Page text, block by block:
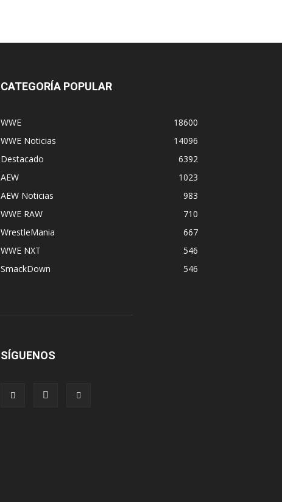
CATEGORÍA POPULAR
WWE
18600
WWE Noticias
14096
Destacado
6392
AEW
1023
AEW Noticias
983
WWE RAW
710
WrestleMania
667
WWE NXT
546
SmackDown
546
SÍGUENOS